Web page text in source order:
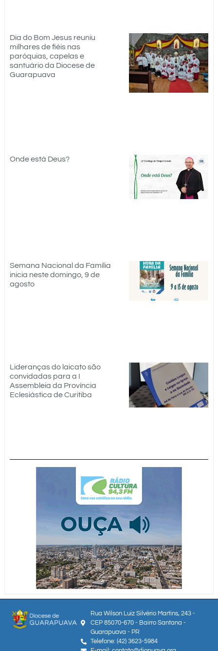
Dia do Bom Jesus reuniu
milhares de fiéis nas
paróquias, capelas e
santuário da Diocese de
Guarapuava
Onde está Deus?
Semana Nacional da Família
inicia neste domingo, 9 de
agosto
Lideranças do laicato são
convidadas para a I
Assembleia da Província
Eclesiástica de Curitiba
Rua Wilson Luiz Silvério Martins, 243 -
CEP 85070-670 - Bairro Santana -
Guarapuava - PR
Telefone: (42) 3623-5984